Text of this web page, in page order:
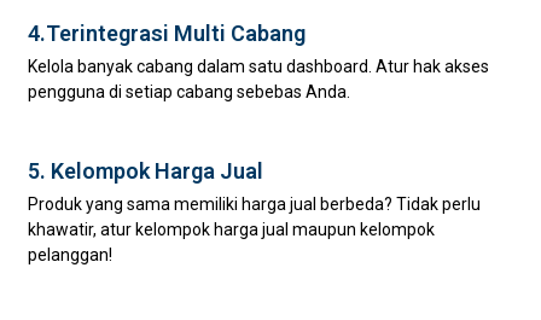
4.Terintegrasi Multi Cabang
Kelola banyak cabang dalam satu dashboard. Atur hak akses
pengguna di setiap cabang sebebas Anda.
5. Kelompok Harga Jual
Produk yang sama memiliki harga jual berbeda? Tidak perlu
khawatir, atur kelompok harga jual maupun kelompok
pelanggan!